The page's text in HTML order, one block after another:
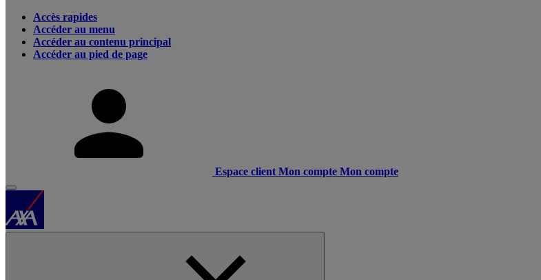
Accès rapides
Accéder au menu
Accéder au contenu principal
Accéder au pied de page
Espace client Mon compte Mon compte